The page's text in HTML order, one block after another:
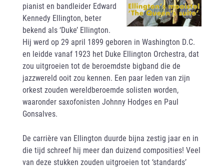
pianist en bandleider Edward
Kennedy Ellington, beter
bekend als ‘Duke’ Ellington.
Hij werd op 29 april 1899 geboren in Washington D.C.
en leidde vanaf 1923 het Duke Ellington Orchestra, dat
zou uitgroeien tot de beroemdste bigband die de
jazzwereld ooit zou kennen. Een paar leden van zijn
orkest zouden wereldberoemde solisten worden,
waaronder saxofonisten Johnny Hodges en Paul
Gonsalves.
De carrière van Ellington duurde bijna zestig jaar en in
die tijd schreef hij meer dan duizend composities! Veel
van deze stukken zouden uitgroeien tot ‘standards’